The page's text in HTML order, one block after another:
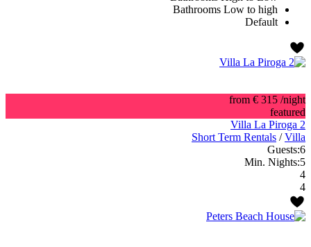
Bathrooms Low to high
Default
from € 315 /night
featured
Villa La Piroga 2
Short Term Rentals /Villa
Guests:6
Min. Nights:5
4
4